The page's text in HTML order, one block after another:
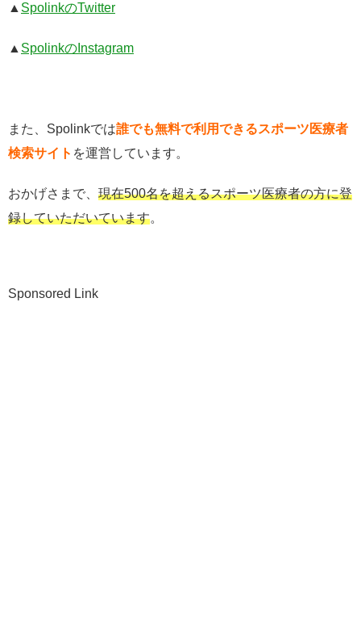
▲ SpolinkのTwitter
▲ SpolinkのInstagram
また、Spolinkでは誰でも無料で利用できるスポーツ医療者
検索サイト を運営しています。
おかげさまで、 現在500名を超えるスポーツ医療者の方に登
録していただいています。
Sponsored Link